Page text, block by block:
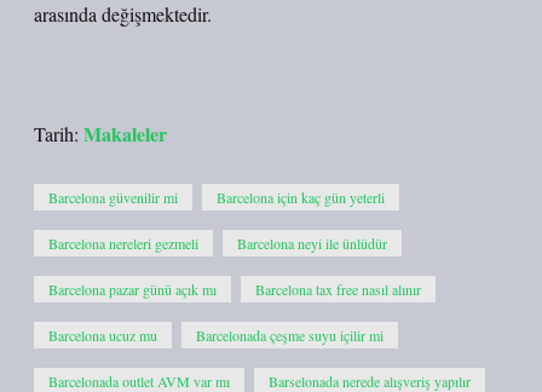
arasında değişmektedir.
Tarih: Makaleler
Barcelona güvenilir mi Barcelona için kaç gün yeterli
Barcelona nereleri gezmeli Barcelona neyi ile ünlüdür
Barcelona pazar günü açık mı Barcelona tax free nasıl alınır
Barcelona ucuz mu Barcelonada çeşme suyu içilir mi
Barcelonada outlet AVM var mı Barselonada nerede alışveriş yapılır